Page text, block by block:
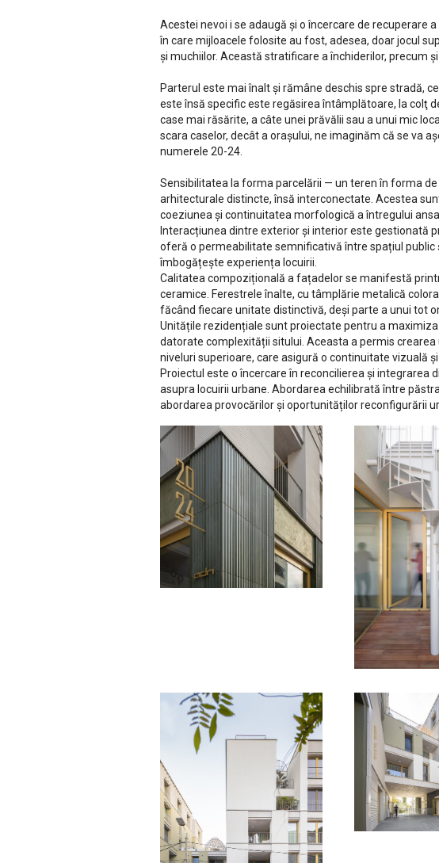
Acestei nevoi i se adaugă şi o încercare de recuperare
în care mijloacele folosite au fost, adesea, doar jocul
şi muchiilor. Această stratificare a închiderilor, precum
Parterul este mai înalt şi rămâne deschis spre stradă,
este însă specific este regăsirea întâmplătoare, la colţ
case mai răsărite, a câte unei prăvălii sau a unui mic
scara caselor, decât a oraşului, ne imaginăm că se va
numerele 20-24.
Sensibilitatea la forma parcelării — un teren în forma
arhitecturale distincte, însă interconectate. Acestea
coeziunea și continuitatea morfologică a întregului
Interacțiunea dintre exterior și interior este gestionată
oferă o permeabilitate semnificativă între spațiul public
îmbogățește experiența locuirii.
Calitatea compozițională a fațadelor se manifestă
ceramice. Ferestrele înalte, cu tâmplărie metalică
făcând fiecare unitate distinctivă, deși parte a unui tot
Unitățile rezidențiale sunt proiectate pentru a
datorate complexității sitului. Aceasta a permis
niveluri superioare, care asigură o continuitate vizuală
Proiectul este o încercare în reconcilierea și
asupra locuirii urbane. Abordarea echilibrată între
abordarea provocărilor și oportunităților reconfigurării